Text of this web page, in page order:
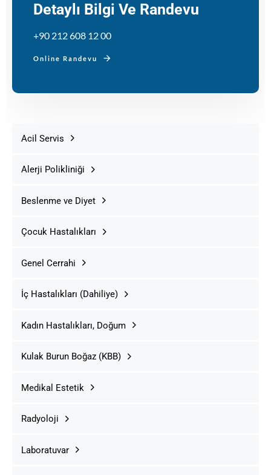
Detaylı Bilgi Ve Randevu
+90 212 608 12 00
Online Randevu
Acil Servis
Alerji Polikliniği
Beslenme ve Diyet
Çocuk Hastalıkları
Genel Cerrahi
İç Hastalıkları (Dahiliye)
Kadın Hastalıkları, Doğum
Kulak Burun Boğaz (KBB)
Medikal Estetik
Radyoloji
Laboratuvar